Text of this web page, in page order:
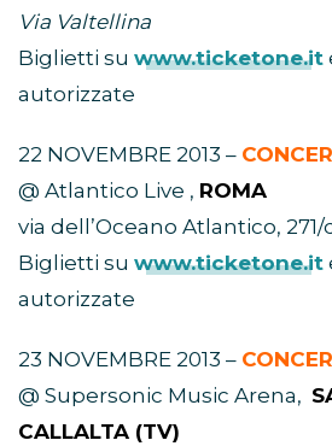
Via Valtellina
Biglietti su www.ticketone.it
autorizzate
22 NOVEMBRE 2013 –
@ Atlantico Live , ROMA
via dell’Oceano Atlantico, 271/
Biglietti su www.ticketone.it
autorizzate
23 NOVEMBRE 2013 –
@ Supersonic Music Arena,
CALLALTA (TV)